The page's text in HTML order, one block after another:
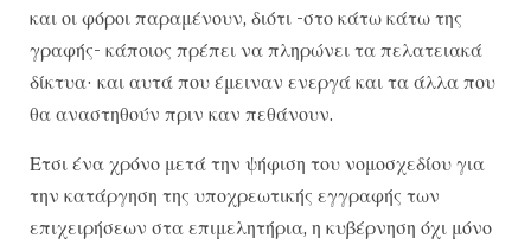
και οι φόροι παραμένουν, διότι -στο κάτω κάτω της
γραφής- κάποιος πρέπει να πληρώνει τα πελατειακά
δίκτυα· και αυτά που έμειναν ενεργά και τα άλλα που
θα αναστηθούν πριν καν πεθάνουν.
Ετσι ένα χρόνο μετά την ψήφιση του νομοσχεδίου για
την κατάργηση της υποχρεωτικής εγγραφής των
επιχειρήσεων στα επιμελητήρια, η κυβέρνηση όχι μόνο